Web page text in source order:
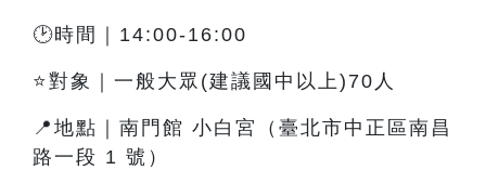
🕑時間｜14:00-16:00
⭐對象｜一般大眾(建議國中以上)70人
📍地點｜南門館 小白宮（臺北市中正區南昌
路一段 1 號）